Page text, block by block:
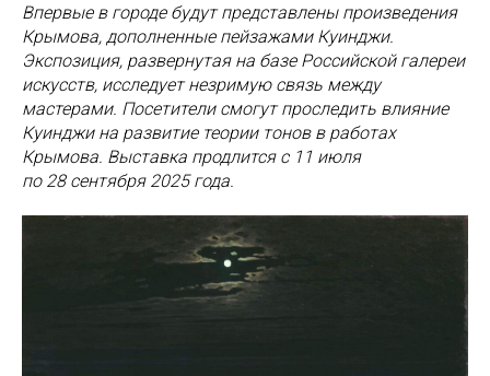
Впервые в городе будут представлены произведения
Крымова, дополненные пейзажами Куинджи.
Экспозиция, развернутая на базе Российской галереи
искусств, исследует незримую связь между
мастерами. Посетители смогут проследить влияние
Куинджи на развитие теории тонов в работах
Крымова. Выставка продлится с 11 июля
по 28 сентября 2025 года.